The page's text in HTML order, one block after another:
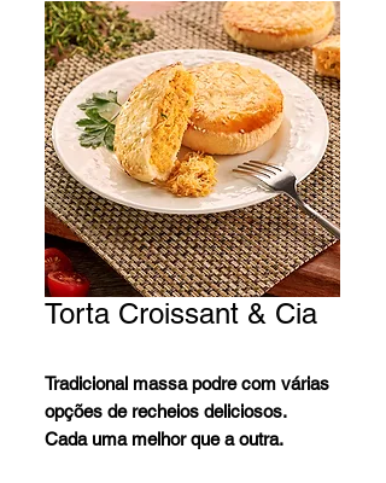
Torta Croissant & Cia
Tradicional massa podre com várias
opções de recheios deliciosos.
Cada uma melhor que a outra.